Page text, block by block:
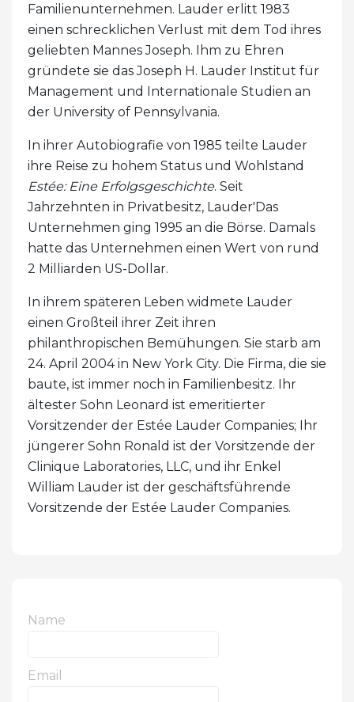
Familienunternehmen. Lauder erlitt 1983
einen schrecklichen Verlust mit dem Tod ihres
geliebten Mannes Joseph. Ihm zu Ehren
gründete sie das Joseph H. Lauder Institut für
Management und Internationale Studien an
der University of Pennsylvania.
In ihrer Autobiografie von 1985 teilte Lauder
ihre Reise zu hohem Status und Wohlstand
Estée: Eine Erfolgsgeschichte. Seit
Jahrzehnten in Privatbesitz, Lauder'Das
Unternehmen ging 1995 an die Börse. Damals
hatte das Unternehmen einen Wert von rund
2 Milliarden US-Dollar.
In ihrem späteren Leben widmete Lauder
einen Großteil ihrer Zeit ihren
philanthropischen Bemühungen. Sie starb am
24. April 2004 in New York City. Die Firma, die sie
baute, ist immer noch in Familienbesitz. Ihr
ältester Sohn Leonard ist emeritierter
Vorsitzender der Estée Lauder Companies; Ihr
jüngerer Sohn Ronald ist der Vorsitzende der
Clinique Laboratories, LLC, und ihr Enkel
William Lauder ist der geschäftsführende
Vorsitzende der Estée Lauder Companies.
Name
Email